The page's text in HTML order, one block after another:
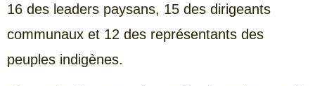
16 des leaders paysans, 15 des dirigeants
communaux et 12 des représentants des
peuples indigènes.